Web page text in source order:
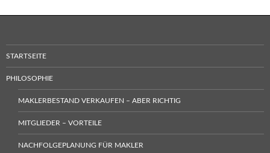
STARTSEITE
PHILOSOPHIE
MAKLERBESTAND VERKAUFEN – ABER RICHTIG
MITGLIEDER – VORTEILE
NACHFOLGEPLANUNG FÜR MAKLER